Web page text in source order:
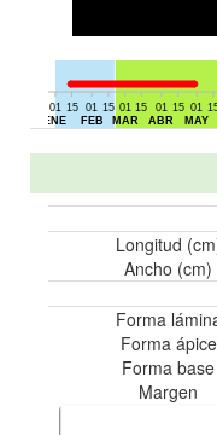
01
ENE
15
01
FEB
15 01
MAR
15
01
ABR
15 01
MAY
Longitud
Ancho (cm)
Forma
Forma ápice
Forma base
Margen